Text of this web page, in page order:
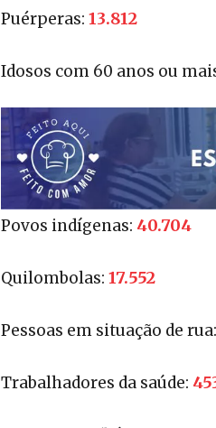
Puérperas: 13.812
Idosos com 60 anos ou
Povos indígenas: 40.704
Quilombolas: 17.552
Pessoas em situação de rua:
Trabalhadores da saúde: